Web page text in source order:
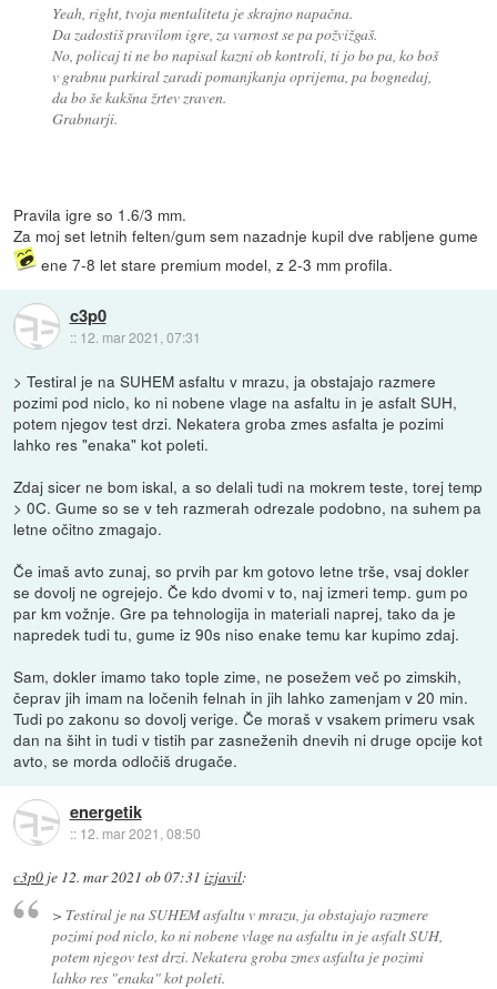
Yeah, right, tvoja mentaliteta je skrajno napačna.
Da zadostiš pravilom igre, za varnost se pa požvižgaš.
No, policaj ti ne bo napisal kazni ob kontroli, ti jo bo pa, ko boš
v grabnu parkiral zaradi pomanjkanja oprijema, pa bognedaj,
da bo še kakšna žrtev zraven.
Grabnarji.
Pravila igre so 1.6/3 mm.
Za moj set letnih felten/gum sem nazadnje kupil dve rabljene gume
ene 7-8 let stare premium model, z 2-3 mm profila.
c3p0
:: 12. mar 2021, 07:31
> Testiral je na SUHEM asfaltu v mrazu, ja obstajajo razmere
pozimi pod niclo, ko ni nobene vlage na asfaltu in je asfalt SUH,
potem njegov test drzi. Nekatera groba zmes asfalta je pozimi
lahko res "enaka" kot poleti.
Zdaj sicer ne bom iskal, a so delali tudi na mokrem teste, torej temp
> 0C. Gume so se v teh razmerah odrezale podobno, na suhem pa
letne očitno zmagajo.
Če imaš avto zunaj, so prvih par km gotovo letne trše, vsaj dokler
se dovolj ne ogrejejo. Če kdo dvomi v to, naj izmeri temp. gum po
par km vožnje. Gre pa tehnologija in materiali naprej, tako da je
napredek tudi tu, gume iz 90s niso enake temu kar kupimo zdaj.
Sam, dokler imamo tako tople zime, ne posežem več po zimskih,
čeprav jih imam na ločenih felnah in jih lahko zamenjam v 20 min.
Tudi po zakonu so dovolj verige. Če moraš v vsakem primeru vsak
dan na šiht in tudi v tistih par zasneženih dnevih ni druge opcije kot
avto, se morda odločiš drugače.
energetik
:: 12. mar 2021, 08:50
c3p0 je 12. mar 2021 ob 07:31 izjavil:
> Testiral je na SUHEM asfaltu v mrazu, ja obstajajo razmere
pozimi pod niclo, ko ni nobene vlage na asfaltu in je asfalt SUH,
potem njegov test drzi. Nekatera groba zmes asfalta je pozimi
lahko res "enaka" kot poleti.